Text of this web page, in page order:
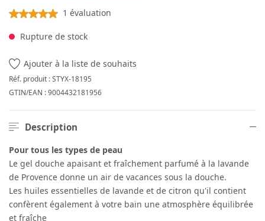
Note moyenne de 5 sur 5 étoiles
1 évaluation
Rupture de stock
Ajouter à la liste de souhaits
Réf. produit :STYX-18195
GTIN/EAN :9004432181956
Description
Pour tous les types de peau
Le gel douche apaisant et fraîchement parfumé à la lavande
de Provence donne un air de vacances sous la douche.
Les huiles essentielles de lavande et de citron qu'il contient
confèrent également à votre bain une atmosphère équilibrée
et fraîche